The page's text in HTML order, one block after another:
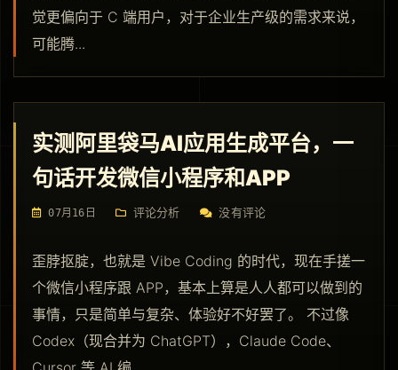
觉更偏向于 C 端用户，对于企业生产级的需求来说，
可能腾...
实测阿里袋马AI应用生成平台，一
句话开发微信小程序和APP
07月16日 评论分析 没有评论
歪脖抠腚，也就是 Vibe Coding 的时代，现在手搓一
个微信小程序跟 APP，基本上算是人人都可以做到的
事情，只是简单与复杂、体验好不好罢了。 不过像
Codex（现合并为 ChatGPT），Claude Code、